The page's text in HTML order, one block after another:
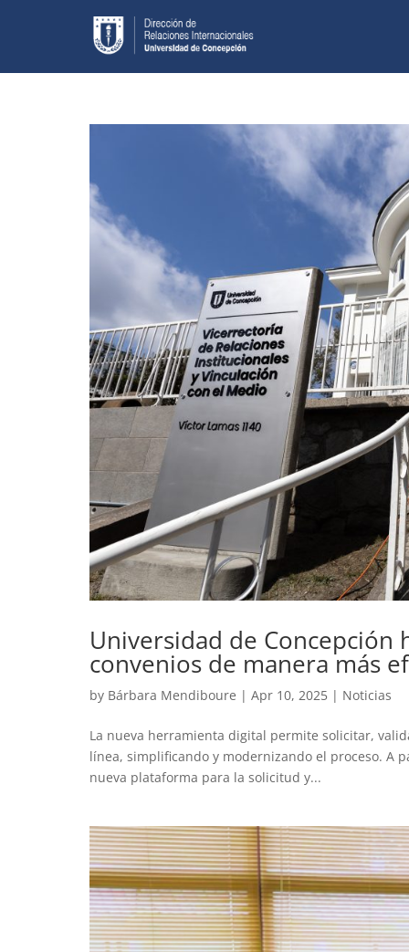
Universidad de
convenios de manera más
by Bárbara Mendiboure | Apr 10, 2025 | Noticias
La nueva herramienta digital permite solicitar,
línea, simplificando y modernizando el proceso. A
nueva plataforma para la solicitud y...